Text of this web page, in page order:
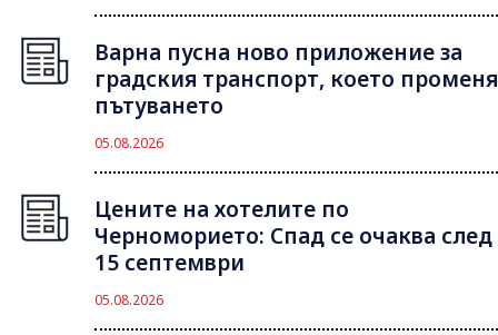
Варна пусна ново приложение за
градския транспорт, което променя
пътуването
05.08.2026
Цените на хотелите по
Черноморието: Спад се очаква след
15 септември
05.08.2026